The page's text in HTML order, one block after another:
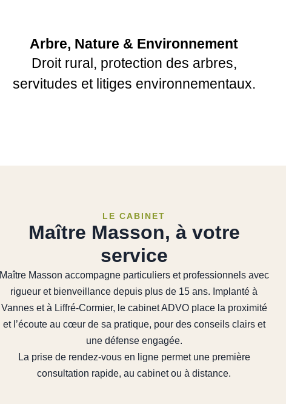
Arbre, Nature & Environnement
Droit rural, protection des arbres,
servitudes et litiges environnementaux.
LE CABINET
Maître Masson, à votre
service
Maître Masson accompagne particuliers et professionnels avec
rigueur et bienveillance depuis plus de 15 ans. Implanté à
Vannes et à Liffré-Cormier, le cabinet ADVO place la proximité
et l’écoute au cœur de sa pratique, pour des conseils clairs et
une défense engagée.
La prise de rendez-vous en ligne permet une première
consultation rapide, au cabinet ou à distance.